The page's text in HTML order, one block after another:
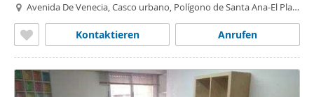
Avenida De Venecia, Casco urbano, Polígono de Santa Ana-El Plan,
Anrufen
Kontaktieren